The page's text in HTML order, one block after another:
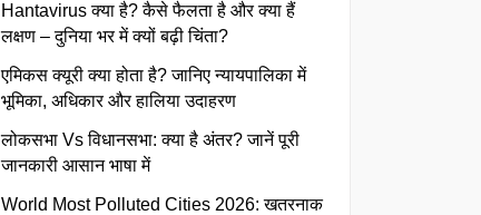
Hantavirus क्या है? कैसे फैलता है और क्या हैं
लक्षण – दुनिया भर में क्यों बढ़ी चिंता?
एमिकस क्यूरी क्या होता है? जानिए न्यायपालिका में
भूमिका, अधिकार और हालिया उदाहरण
लोकसभा Vs विधानसभा: क्या है अंतर? जानें पूरी
जानकारी आसान भाषा में
World Most Polluted Cities 2026: खतरनाक